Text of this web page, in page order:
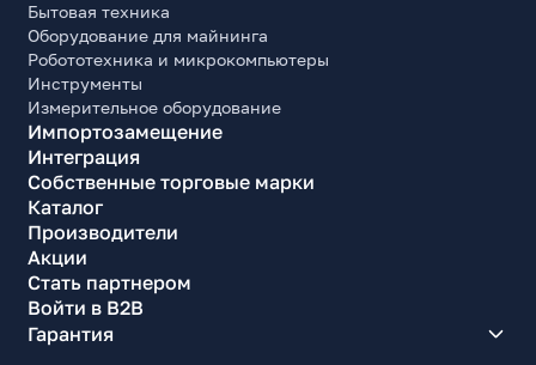
Защита
NLO (от работы без нагрузки), UVP (от низкого
напряжения в сети), SCP (от короткого замыкания),
SIP (от броска пускового тока), OCP (от сверхтоков),
OPP (от перегрузки), OTP (от высокой температуры),
OVP (от высокого напряжения в сети)
Основной цвет
Черный
Ширина, мм
150
Высота, мм
86
Бытовая техника
Оборудование для майнинга
Робототехника и микрокомпьютеры
Инструменты
Измерительное оборудование
Импортозамещение
Интеграция
Собственные торговые марки
Каталог
Производители
Акции
Стать партнером
Войти в B2B
Гарантия